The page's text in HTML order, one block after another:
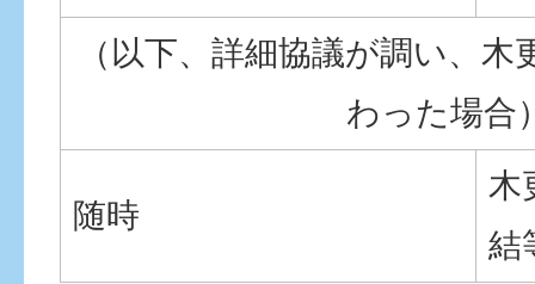
（以下、詳細協議が調い、
わった場合
随時
木
結